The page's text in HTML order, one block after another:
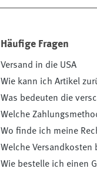
Häufige Fragen
Versand in die USA
Wie kann ich Artikel
Was bedeuten die
Welche
Wo finde ich meine
Welche Versandkosten
Wie bestelle ich einen